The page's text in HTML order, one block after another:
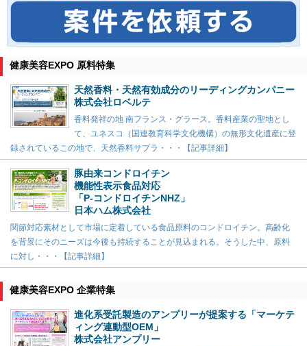
健康美容EXPO 原料特集
天然香料・天然有効成分のリーディングカンパニー
株式会社ロベルテ
香料発祥の地 南フランス・グラース。香料産業の聖地とし
て、ユネスコ（国連教育科学文化機構）の無形文化遺産に登
録されているこの地で、天然香料サプラ・・・【記事詳細】
豚由来コンドロイチン
機能性表示食品対応
「P-コンドロイチンNHZ」
日本ハム株式会社
関節対応素材として市場に定着している食品原料のコンドロイチン。高齢化
を背景にそのニーズは今後も持続することが見込まれる。そうした中、原料
に対し・・・【記事詳細】
健康美容EXPO 企業特集
進化系受託製造のアンプリーが提案する「マーケテ
ィング連動型OEM」
株式会社アンプリー